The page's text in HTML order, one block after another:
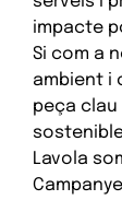
impacte
Si com a
ambient i
peça
Lavola